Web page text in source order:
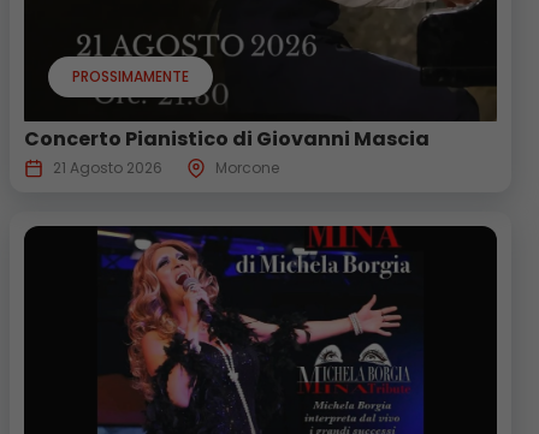
PROSSIMAMENTE
Concerto Pianistico di Giovanni Mascia
21 Agosto 2026 Morcone